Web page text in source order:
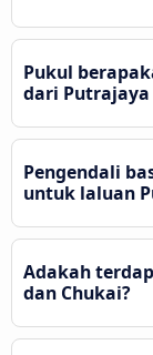
Pukul
dari Putrajaya
Pengendali
untuk laluan
Adakah
dan Chukai?